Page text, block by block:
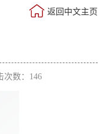
返回中文主页
数： 146